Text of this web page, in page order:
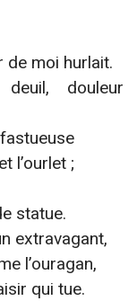
de moi hurlait.
douleur
l’ourlet ;
statue.
extravagant,
l’ouragan,
qui tue.